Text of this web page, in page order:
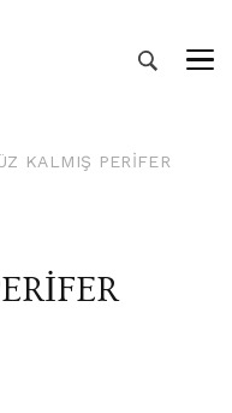
KALMIŞ PERİFER